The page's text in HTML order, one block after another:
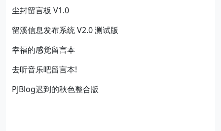
尘封留言板 V1.0
留溪信息发布系统 V2.0 测试版
幸福的感觉留言本
去听音乐吧留言本!
PJBlog迟到的秋色整合版